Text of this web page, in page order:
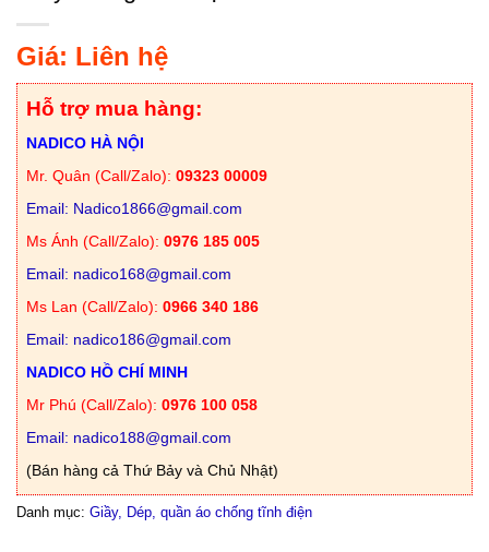
Giá: Liên hệ
Hỗ trợ mua hàng:
NADICO HÀ NỘI
Mr. Quân (Call/Zalo): 09323 00009
Email: Nadico1866@gmail.com
Ms Ánh (Call/Zalo): 0976 185 005
Email: nadico168@gmail.com
Ms Lan (Call/Zalo): 0966 340 186
Email: nadico186@gmail.com
NADICO HỒ CHÍ MINH
Mr Phú (Call/Zalo): 0976 100 058
Email: nadico188@gmail.com
(Bán hàng cả Thứ Bảy và Chủ Nhật)
Danh mục: Giầy, Dép, quần áo chống tĩnh điện